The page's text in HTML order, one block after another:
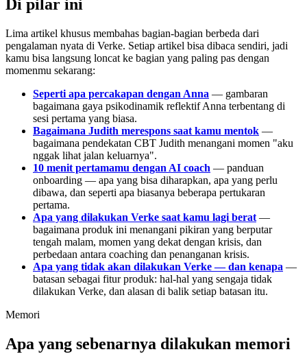
Di pilar ini
Lima artikel khusus membahas bagian-bagian berbeda dari
pengalaman nyata di Verke. Setiap artikel bisa dibaca sendiri, jadi
kamu bisa langsung loncat ke bagian yang paling pas dengan
momenmu sekarang:
Seperti apa percakapan dengan Anna — gambaran
bagaimana gaya psikodinamik reflektif Anna terbentang di
sesi pertama yang biasa.
Bagaimana Judith merespons saat kamu mentok —
bagaimana pendekatan CBT Judith menangani momen "aku
nggak lihat jalan keluarnya".
10 menit pertamamu dengan AI coach — panduan
onboarding — apa yang bisa diharapkan, apa yang perlu
dibawa, dan seperti apa biasanya beberapa pertukaran
pertama.
Apa yang dilakukan Verke saat kamu lagi berat —
bagaimana produk ini menangani pikiran yang berputar
tengah malam, momen yang dekat dengan krisis, dan
perbedaan antara coaching dan penanganan krisis.
Apa yang tidak akan dilakukan Verke — dan kenapa —
batasan sebagai fitur produk: hal-hal yang sengaja tidak
dilakukan Verke, dan alasan di balik setiap batasan itu.
Memori
Apa yang sebenarnya dilakukan memori